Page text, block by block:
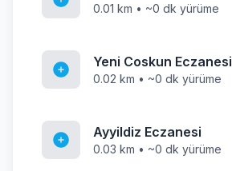
0.01 km • ~0 dk yürüme
Yeni Coskun Eczanesi
0.02 km • ~0 dk yürüme
Ayyildiz Eczanesi
0.03 km • ~0 dk yürüme